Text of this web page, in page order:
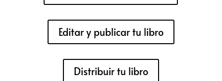
Editar y publicar tu libro
Distribuir tu libro